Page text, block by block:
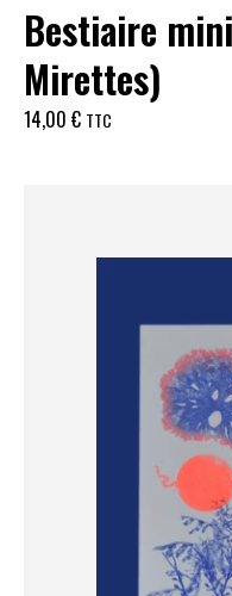
Bestiaire
Mirettes)
14,00 € TTC